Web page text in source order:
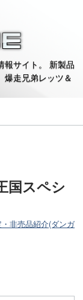
報サイト。 新製品
爆走兄弟レッツ＆
国スペシ
非売品紹介(ダンガ